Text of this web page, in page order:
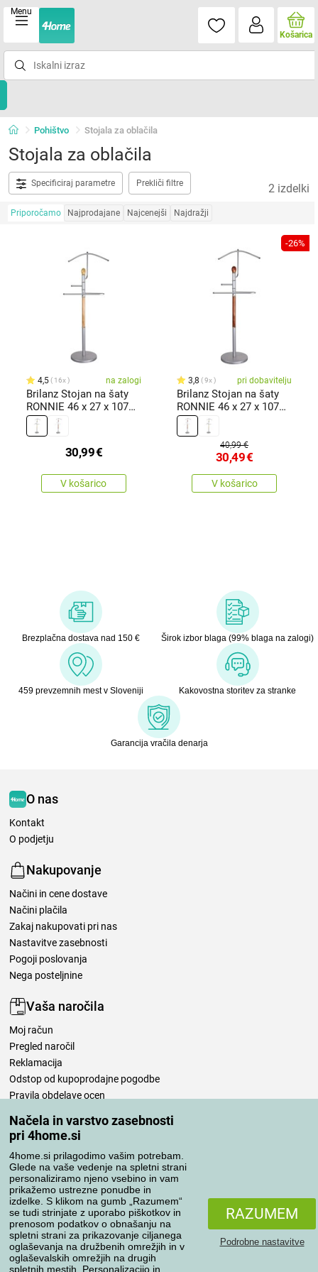
Načela in varstvo zasebnosti
pri 4home.si
4home.si prilagodimo vašim potrebam.
Glede na vaše vedenje na spletni strani
personaliziramo njeno vsebino in vam
prikažemo ustrezne ponudbe in
izdelke. S klikom na gumb „Razumem“
se tudi strinjate z uporabo piškotkov in
prenosom podatkov o obnašanju na
spletni strani za prikazovanje ciljanega
oglaševanja na družbenih omrežjih in v
oglaševalskih omrežjih na drugih
spletnih mestih. Personalizacijo in
RAZUMEM
Podrobne nastavitve
Menu
Košarica
Pohištvo Stojala za oblačila
Stojala za oblačila
Specificiraj parametre Prekliči filtre 2 izdelki
Priporočamo Najprodajane Najcenejši Najdražji
4,5 16x na zalogi
Brilanz Stojan na šaty
RONNIE 46 x 27 x 107
cm ,svetlo rjava
30,99€
V košarico
-26%
3,8 9x pri dobavitelju
Brilanz Stojan na šaty
RONNIE 46 x 27 x 107
cm ,temno rjava
40,99 €
30,49€
V košarico
Brezplačna dostava nad 150 € Širok izbor blaga (99% blaga na zalogi)
459 prevzemnih mest v Sloveniji Kakovostna storitev za stranke
Garancija vračila denarja
O nas
Kontakt
O podjetju
Nakupovanje
Načini in cene dostave
Načini plačila
Zakaj nakupovati pri nas
Nastavitve zasebnosti
Pogoji poslovanja
Nega posteljnine
Vaša naročila
Moj račun
Pregled naročil
Reklamacija
Odstop od kupoprodajne pogodbe
Pravila obdelave ocen
Načini prevoza
Načini plačila
Zanesljiva trgovina